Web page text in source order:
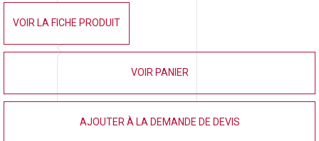
VOIR LA FICHE PRODUIT
VOIR PANIER
AJOUTER À LA DEMANDE DE DEVIS